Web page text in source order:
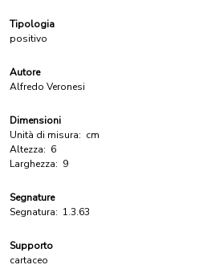
Tipologia
positivo
Autore
Alfredo Veronesi
Dimensioni
Unità di misura: cm
Altezza: 6
Larghezza: 9
Segnature
Segnatura: 1.3.63
Supporto
cartaceo